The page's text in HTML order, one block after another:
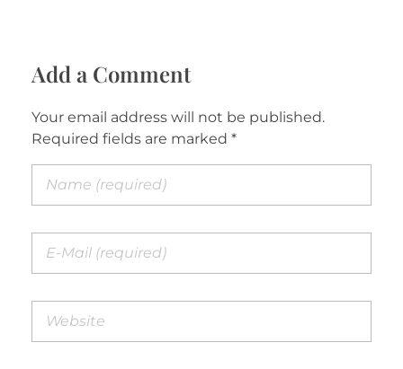
Add a Comment
Your email address will not be published.
Required fields are marked *